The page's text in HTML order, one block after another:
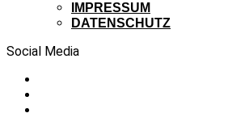
IMPRESSUM
DATENSCHUTZ
Social Media